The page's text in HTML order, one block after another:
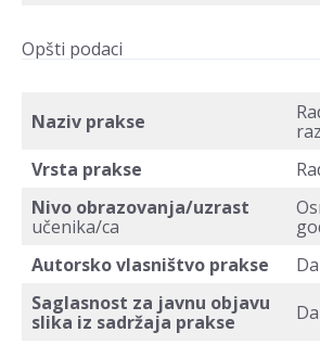
Opšti podaci
Naziv prakse
Vrsta prakse
Nivo obrazovanja/uzrast
učenika/ca
Autorsko vlasništvo prakse
Da
Saglasnost za javnu objavu
slika iz sadržaja prakse
Da